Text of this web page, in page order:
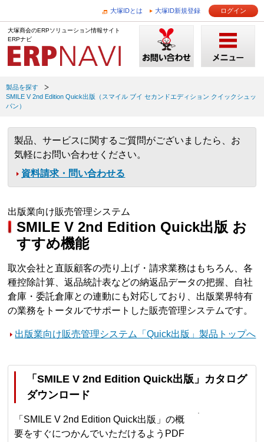
大塚IDとは 大塚ID新規登録 ログイン
大塚商会のERPソリューション情報サイト
ERPナビ
製品を探す
SMILE V 2nd Edition Quick出版（スマイル ブイ セカンドエディション クイックシュッ
パン）
製品、サービスに関するご質問がございましたら、お
気軽にお問い合わせください。
資料請求・問い合わせる
出版業向け販売管理システム
SMILE V 2nd Edition Quick出版 お
すすめ機能
取次会社と直販顧客の売り上げ・請求業務はもちろん、各
種控除計算、返品統計表などの納返品データの把握、自社
倉庫・委託倉庫との連動にも対応しており、出版業界特有
の業務をトータルでサポートした販売管理システムです。
出版業向け販売管理システム「Quick出版」製品トップへ
「SMILE V 2nd Edition Quick出版」カタログ
ダウンロード
「SMILE V 2nd Edition Quick出版」の概
要をすぐにつかんでいただけるようPDF